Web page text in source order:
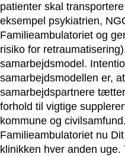
patienter skal
eksempel psykiatrien,
Familieambulatoriet og
risiko for
samarbejdsmodel.
samarbejdsmodellen er,
samarbejdspartnere
forhold til vigtige
kommune og
Familieambulatoriet nu
klinikken hver anden